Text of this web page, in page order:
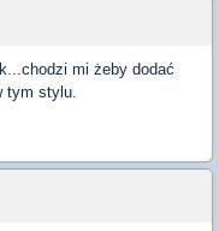
mi żeby dodać
tym stylu.